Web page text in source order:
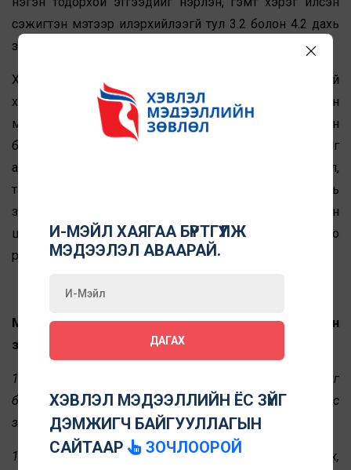
сэжигтэн мэтээр илэрхийлээгүй тул 3.2 болон 4.2 дахь
заалтуудыг зөрчөөгүй хэмээн шийдвэрлэлээ.
Хэвлэл мэдээллийн байгууллага нь насанд хүрээгүй
хүүхдийн талаарх эмзэг сэдвийг хөндөхдөө сэтгүүл зүйн
мэргэжлийн хэм хэмжээ, ёс зүйн зарчмыг онцгойлон
баримтлах шаардлагатай. Телевизийн цахим сувгийг
ашиглан сэтгүүлч, редакцын гишүүний хувийн үзэл бодол,
таамаг, байр суурийг сэтгүүл зүйн бүтээл мэтээр түгээх нь
зохисгүй, мэдээлэл бүрийг редакцын хяналт, нягтлан
шалгалтаар дамжуулан нийтэлж байхыг Ёс зүйн хороо
редакцад зөвлөлөө.
Мэдээнд дурдагдаж буй “Хэвлэл мэдээллийн ёс зүйн
зарчим”-ын заалтууд:
1.1 - Мэдээлэл нь үнэнд нийцсэн эсэхийг
баталгаажуулж, санамсаргүй алдаа гаргахаас
зайлсхийнэ.
1.2 - Эх сурвалжийн баталгаатай эсэхийг нягталж,
И-МЭЙЛ ХАЯГАА БҮРТГҮҮЛЖ
МЭДЭЭЛЭЛ АВААРАЙ.
ДАГАХ
ХЭВЛЭЛ МЭДЭЭЛЛИЙН ЁС ЗҮЙГ
ДЭМЖИГЧ БАЙГУУЛЛАГЫН
САЙТААР
ЗОЧЛООРОЙ